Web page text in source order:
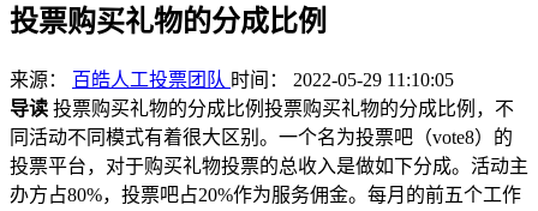
投票购买礼物的分成比例
来源： 百皓人工投票团队 时间： 2022-05-29 11:10:05
导读 投票购买礼物的分成比例投票购买礼物的分成比例，不
同活动不同模式有着很大区别。一个名为投票吧（vote8）的
投票平台，对于购买礼物投票的总收入是做如下分成。活动主
办方占80%，投票吧占20%作为服务佣金。每月的前五个工作